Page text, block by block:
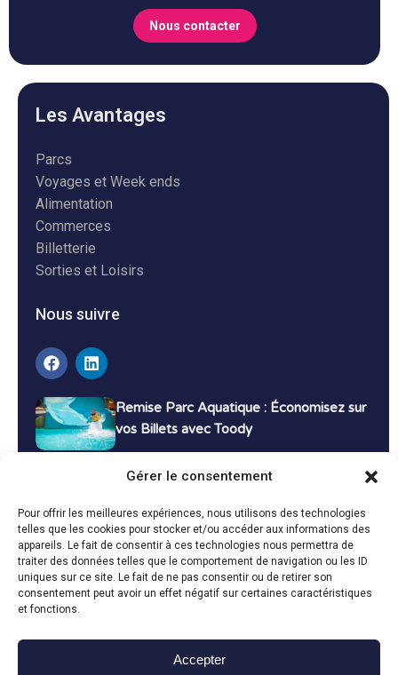
Gérer le consentement
Pour offrir les meilleures expériences, nous utilisons des technologies
telles que les cookies pour stocker et/ou accéder aux informations des
appareils. Le fait de consentir à ces technologies nous permettra de
traiter des données telles que le comportement de navigation ou les ID
uniques sur ce site. Le fait de ne pas consentir ou de retirer son
consentement peut avoir un effet négatif sur certaines caractéristiques
et fonctions.
Accepter
Nous contacter
Les Avantages
Parcs
Voyages et Week ends
Alimentation
Commerces
Billetterie
Sorties et Loisirs
Nous suivre
Remise Parc Aquatique : Économisez sur
vos Billets avec Toody
Bons Plans Voyage : Économisez sur vos
Vacances avec Toody
13 décembre 2024 Bon plans
Toody © 2024